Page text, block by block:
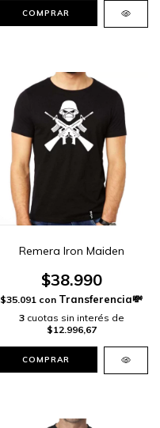
COMPRAR
Remera Iron Maiden
$38.990
$35.091 con
3 cuotas sin interés de
$12.996,67
COMPRAR